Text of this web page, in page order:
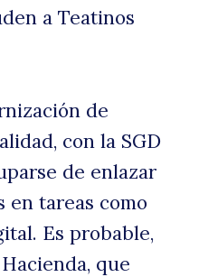
a Teatinos
de
con la SGD
de enlazar
tareas como
Es probable,
que